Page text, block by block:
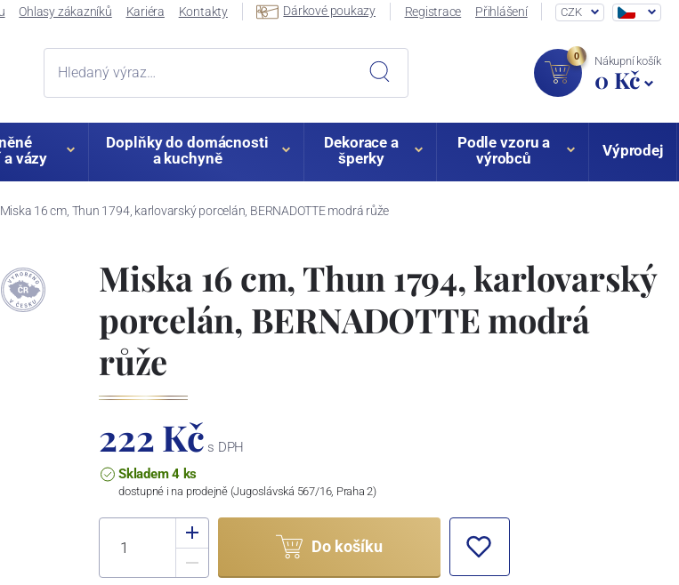
Ohlasy zákazníků Kariéra Kontakty Dárkové poukazy Registrace Přihlášení CZK
0 Nákupní košík
0 Kč
vázy
Doplňky do domácnosti
a kuchyně
Dekorace a
šperky
Podle vzoru a
výrobců
Výprodej
Miska 16 cm, Thun 1794, karlovarský porcelán, BERNADOTTE modrá růže
Miska 16 cm, Thun 1794, karlovarský
porcelán, BERNADOTTE modrá
růže
222 Kč s DPH
Skladem 4 ks
dostupné i na prodejně (Jugoslávská 567/16, Praha 2)
Do košíku